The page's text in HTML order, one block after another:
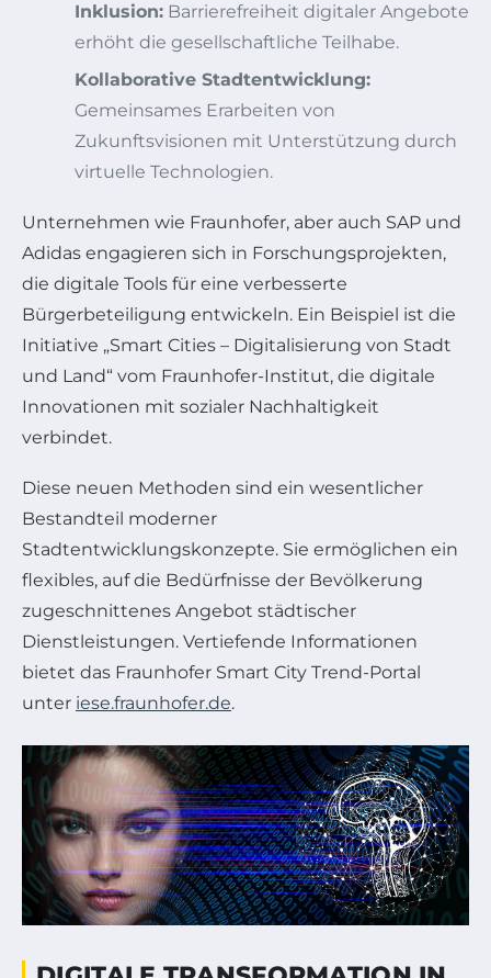
Inklusion: Barrierefreiheit digitaler Angebote
erhöht die gesellschaftliche Teilhabe.
Kollaborative Stadtentwicklung:
Gemeinsames Erarbeiten von
Zukunftsvisionen mit Unterstützung durch
virtuelle Technologien.
Unternehmen wie Fraunhofer, aber auch SAP und
Adidas engagieren sich in Forschungsprojekten,
die digitale Tools für eine verbesserte
Bürgerbeteiligung entwickeln. Ein Beispiel ist die
Initiative „Smart Cities – Digitalisierung von Stadt
und Land“ vom Fraunhofer-Institut, die digitale
Innovationen mit sozialer Nachhaltigkeit
verbindet.
Diese neuen Methoden sind ein wesentlicher
Bestandteil moderner
Stadtentwicklungskonzepte. Sie ermöglichen ein
flexibles, auf die Bedürfnisse der Bevölkerung
zugeschnittenes Angebot städtischer
Dienstleistungen. Vertiefende Informationen
bietet das Fraunhofer Smart City Trend-Portal
unter iese.fraunhofer.de.